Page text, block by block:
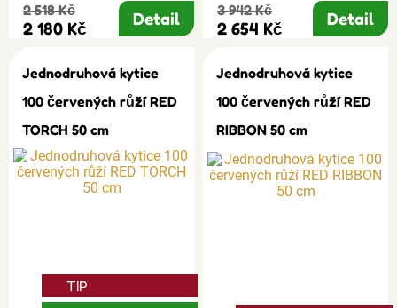
2 518 Kč
2 180 Kč Detail
3 942 Kč
2 654 Kč Detail
Jednodruhová kytice
100 červených růží RED
TORCH 50 cm
TIP
Jednodruhová kytice
100 červených růží RED
RIBBON 50 cm